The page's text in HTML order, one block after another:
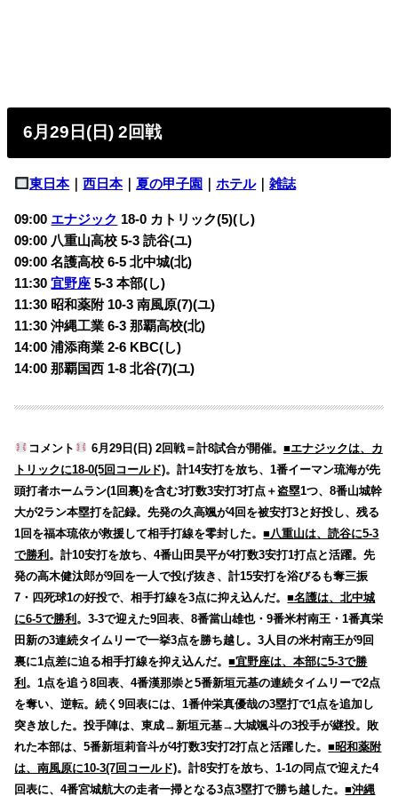
6月29日(日) 2回戦
東日本｜西日本｜夏の甲子園 ｜ホテル｜雑誌
09:00 エナジック 18-0 カトリック(5)(し)
09:00 八重山高校 5-3 読谷(ユ)
09:00 名護高校 6-5 北中城(北)
11:30宜野座 5-3 本部(し)
11:30 昭和薬附 10-3 南風原(7)(ユ)
11:30 沖縄工業 6-3 那覇高校(北)
14:00 浦添商業 2-6 KBC(し)
14:00 那覇国西 1-8 北谷(7)(ユ)
コメント 6月29日(日) 2回戦＝計8試合が開催。 ■エナジックは、カ
トリックに18-0(5回コールド)。計14安打を放ち、1番イーマン琉海が先
頭打者ホームラン(1回裏)を含む3打数3安打3打点＋盗塁1つ、8番山城幹
大が2ラン本塁打を記録。先発の久高颯が4回を被安打3と好投し、残る
1回を福本琉依が救援して相手打線を零封した。■八重山は、読谷に5-3
で勝利 。計10安打を放ち、4番山田昊平が4打数3安打1打点と活躍。先
発の高木健汰郎が9回を一人で投げ抜き、計15安打を浴びるも奪三振
7・四死球1の好投で、相手打線を3点に抑え込んだ。■名護は、北中城
に6-5で勝利 。3-3で迎えた9回表、8番當山雄也・9番米村南王・1番真栄
田新の3連続タイムリーで一挙3点を勝ち越し。3人目の米村南王が9回
裏に1点差に迫る相手打線を抑え込んだ。■宜野座は、本部に5-3で勝
利 。1点を追う8回表、4番漢那崇と5番新垣元基の連続タイムリーで2点
を奪い、逆転。続く9回表には、1番仲栄真優哉の3塁打で1点を追加し
突き放した。投手陣は、東成→新垣元基→大城颯斗の3投手が継投。敗
れた本部は、5番新垣莉音斗が4打数3安打2打点と活躍した。■昭和薬附
は、南風原に10-3(7回コールド)。計8安打を放ち、1-1の同点で迎えた4
回表に、4番宮城航大の走者一掃となる3点3塁打で勝ち越した。■沖縄